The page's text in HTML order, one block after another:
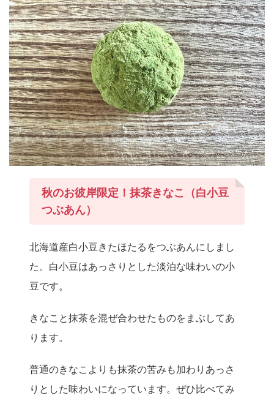
秋のお彼岸限定！抹茶きなこ（白小豆
つぶあん）
北海道産白小豆きたほたるをつぶあんにしまし
た。白小豆はあっさりとした淡泊な味わいの小
豆です。
きなこと抹茶を混ぜ合わせたものをまぶしてあ
ります。
普通のきなこよりも抹茶の苦みも加わりあっさ
りとした味わいになっています。ぜひ比べてみ